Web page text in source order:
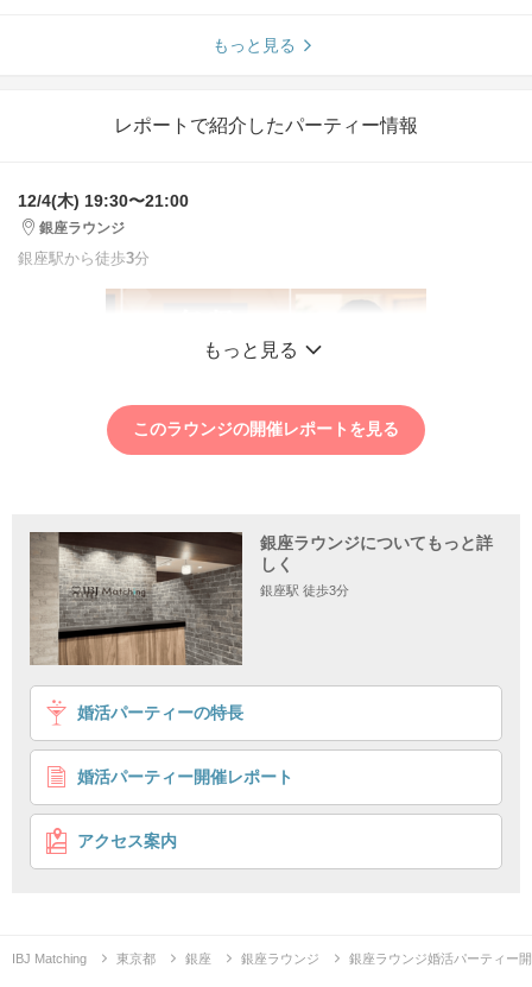
もっと見る
レポートで紹介したパーティー情報
12/4(木) 19:30〜21:00
銀座ラウンジ
銀座駅から徒歩3分
1 2 3 4
《心に余裕ある男性が理想♡》
高身長＆年収1,200万円以上の男性
男性平均年収No1店舗 心に余裕がある人が好き
企画詳細
もっと見る
このラウンジの開催レポートを見る
銀座ラウンジについてもっと詳
しく
銀座駅 徒歩3分
婚活パーティーの特長
婚活パーティー開催レポート
アクセス案内
IBJ Matching 東京都 銀座 銀座ラウンジ 銀座ラウンジ婚活パーティー